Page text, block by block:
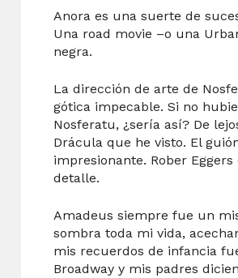
Anora es una suerte de
Una road movie –o una
negra.
La dirección de arte de
gótica impecable. Si no
Nosferatu, ¿sería así? De
Drácula que he visto. El
impresionante. Rober
detalle.
Amadeus siempre fue un
sombra toda mi vida,
mis recuerdos de infancia
Broadway y mis padres